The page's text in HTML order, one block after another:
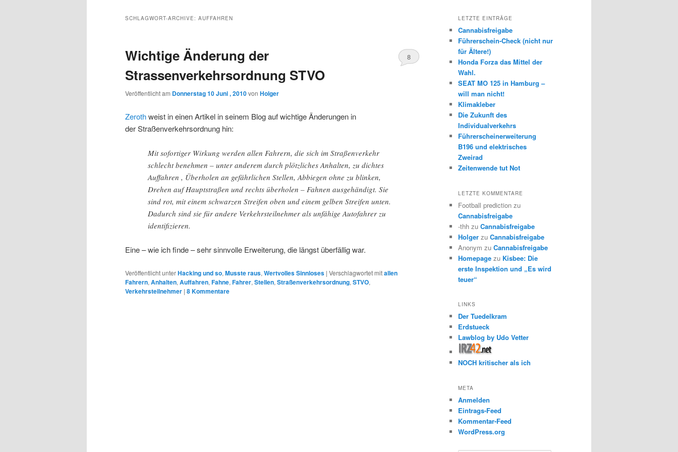
wechseln
SCHLAGWORT-ARCHIVE: AUFFAHREN
Wichtige Änderung der
Strassenverkehrsordnung STVO
Veröffentlicht am Donnerstag 10 Juni , 2010von Holger
8
Zerothweist in einen Artikel in seinem Blog auf wichtige Änderungen in
der Straßenverkehrsordnung hin:
Mit sofortiger Wirkung werden allen Fahrern, die sich im Straßenverkehr
schlecht benehmen – unter anderem durch plötzliches Anhalten, zu dichtes
Auffahren , Überholen an gefährlichen Stellen, Abbiegen ohne zu blinken,
Drehen auf Hauptstraßen und rechts überholen – Fahnen ausgehändigt. Sie
sind rot, mit einem schwarzen Streifen oben und einem gelben Streifen unten.
Dadurch sind sie für andere Verkehrsteilnehmer als unfähige Autofahrer zu
identifizieren.
Eine – wie ich finde – sehr sinnvolle Erweiterung, die längst überfällig war.
Veröffentlicht unterHacking und so, Musste raus, Wertvolles Sinnloses | Verschlagwortet mitallen
Fahrern, Anhalten, Auffahren, Fahne, Fahrer, Stellen, Straßenverkehrsordnung, STVO,
Verkehrsteilnehmer | 8Kommentare
LETZTE EINTRÄGE
Cannabisfreigabe
Führerschein-Check (nicht nur
für Ältere!)
Honda Forza das Mittel der
Wahl.
SEAT MO 125 in Hamburg –
will man nicht!
Klimakleber
Die Zukunft des
Individualverkehrs
Führerscheinerweiterung
B196 und elektrisches
Zweirad
Zeitenwende tut Not
LETZTE KOMMENTARE
Football prediction zu
Cannabisfreigabe
-thh zu Cannabisfreigabe
Holger zu Cannabisfreigabe
Anonym zu Cannabisfreigabe
Homepage zu Kisbee: Die
erste Inspektion und „Es wird
teuer“
LINKS
Der Tuedelkram
Erdstueck
Lawblog by Udo Vetter
NOCH kritischer als ich
META
Anmelden
Eintrags-Feed
Kommentar-Feed
WordPress.org